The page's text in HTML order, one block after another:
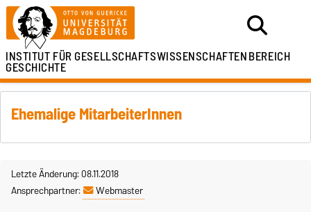
INSTITUT FÜRGESELLSCHAFTSWISSENSCHAFTENBEREICH
GESCHICHTE
Ehemalige MitarbeiterInnen
Letzte Änderung: 08.11.2018
Ansprechpartner:
Webmaster